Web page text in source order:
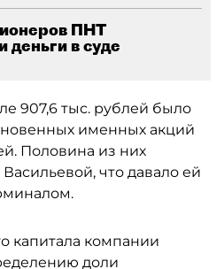
ПНТ
деньги в суде
907,6 тыс. рублей было
именных акций
Половина из них
что давало ей
капитала компании
доли